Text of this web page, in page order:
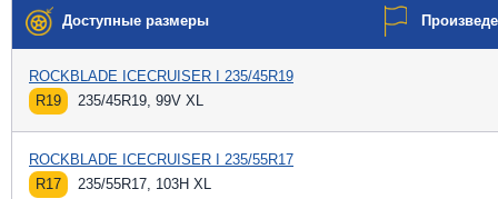
Доступные размеры
ROCKBLADE ICECRUISER I 235/45R19
R19
235/45R19, 99V XL
ROCKBLADE ICECRUISER I 235/55R17
R17
235/55R17, 103H XL